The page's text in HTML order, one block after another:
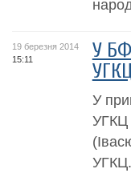
19 березня 2014
15:11
У БФ
У
УГКЦ